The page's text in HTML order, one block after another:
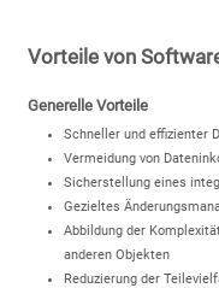
Vorteile von
Generelle Vorteile
Schneller und effizienter
Vermeidung von
Sicherstellung eines
Gezieltes
Abbildung der
anderen Objekten
Reduzierung der